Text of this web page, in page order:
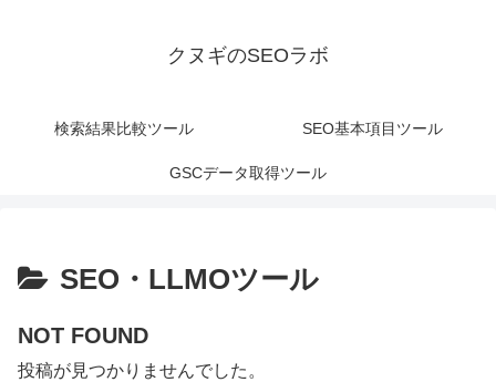
クヌギのSEOラボ
検索結果比較ツール SEO基本項目ツール
GSCデータ取得ツール
SEO・LLMOツール
NOT FOUND
投稿が見つかりませんでした。